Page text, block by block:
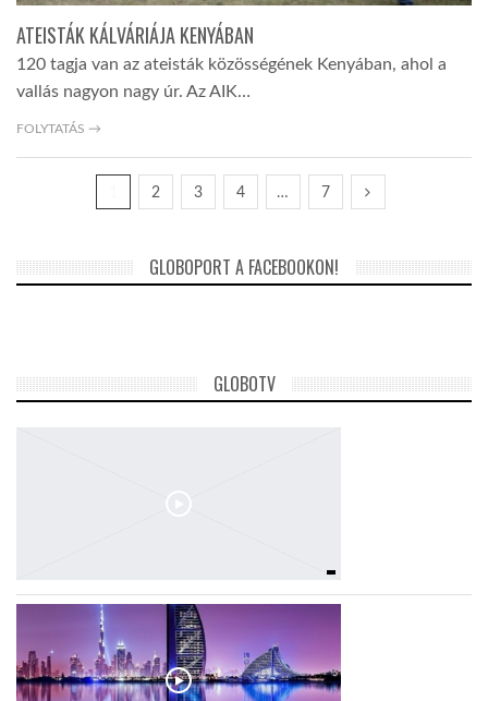
ATEISTÁK KÁLVÁRIÁJA KENYÁBAN
120 tagja van az ateisták közösségének Kenyában, ahol a
vallás nagyon nagy úr. Az AIK…
FOLYTATÁS →
2 3 4 … 7
GLOBOPORT A FACEBOOKON!
GLOBOTV